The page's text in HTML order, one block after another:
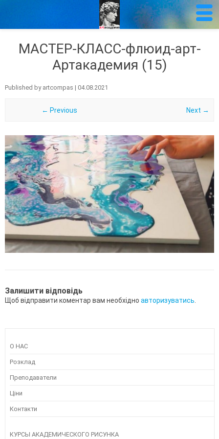
МАСТЕР-КЛАСС-флюид-арт-
Артакадемия (15)
Published by artcompas | 04.08.2021
← Previous Next →
Залишити відповідь
Щоб відправити коментар вам необхідно авторизуватись.
О НАС
Розклад
Преподаватели
Ціни
Контакти
КУРСЫ АКАДЕМИЧЕСКОГО РИСУНКА